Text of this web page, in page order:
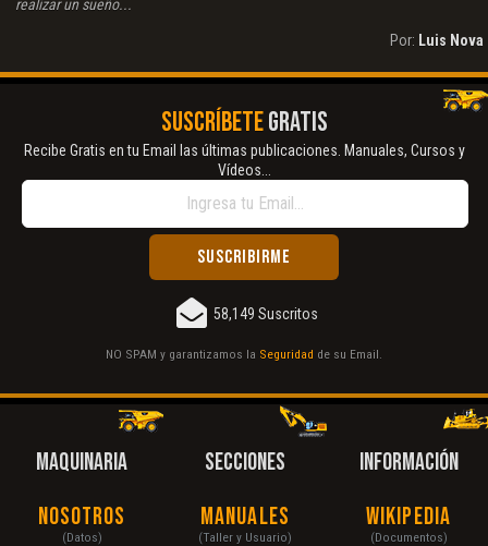
realizar un sueño...
Por: Luis Nova
SUSCRÍBETEGRATIS
Recibe Gratis en tu Email las últimas publicaciones. Manuales, Cursos y
Vídeos...
58,149 Suscritos
NO SPAM y garantizamos la Seguridad de su Email.
MAQUINARIA
Nosotros
(Datos)
SECCIONES
Manuales
(Taller y Usuario)
INFORMACIÓN
Wikipedia
(Documentos)